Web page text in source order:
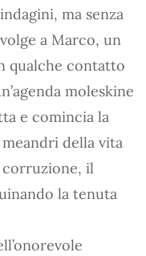
ma senza
a Marco, un
qualche contatto
moleskine
e comincia la
della vita
corruzione, il
la tenuta